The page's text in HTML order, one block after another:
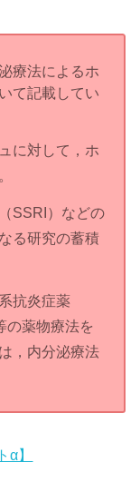
療法によるホ
て記載してい
に対して，ホ
SSRI）などの
る研究の蓄積
抗炎症薬
の薬物療法を
，内分泌療法
α】